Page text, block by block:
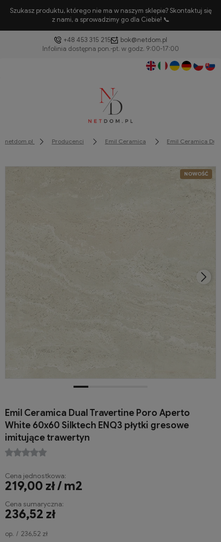
Szukasz produktu, którego nie ma w naszym sklepie? Skontaktuj się
z nami, a sprowadzimy go dla Ciebie! 📞
+48 453 315 215 bok@netdom.pl
netdom.pl Producenci Emil Ceramica Emil Ceramica
NOWOŚĆ
Emil Ceramica Dual Travertine Poro Aperto
White 60x60 Silktech ENQ3 płytki gresowe
imitujące trawertyn
Cena jednostkowa:
219,00 zł / m2
Cena sumaryczna:
236,52 zł
op.
236,52 zł